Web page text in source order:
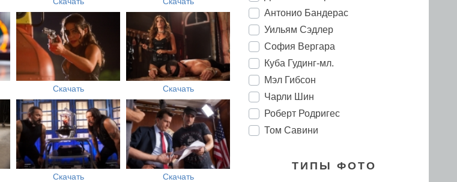
Скачать Скачать
Скачать Скачать
Антонио Бандерас
Уильям Сэдлер
София Вергара
Куба Гудинг-мл.
Мэл Гибсон
Чарли Шин
Роберт Родригес
Том Савини
ТИПЫ ФОТО